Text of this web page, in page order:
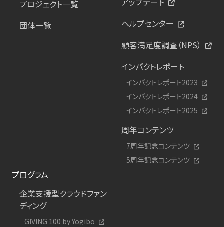
プロジェクト一覧
団体一覧
ヘルプセンター
顧客満足度調査（NPS）
インパクトレポート
インパクトレポート2023
インパクトレポート2024
インパクトレポート2025
周年コンテンツ
7周年記念コンテンツ
5周年記念コンテンツ
プログラム
企業支援型クラウドファン
ディング
GIVING 100 by Yogibo